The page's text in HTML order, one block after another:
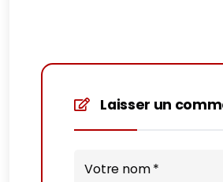
Laisser un
Votre nom *